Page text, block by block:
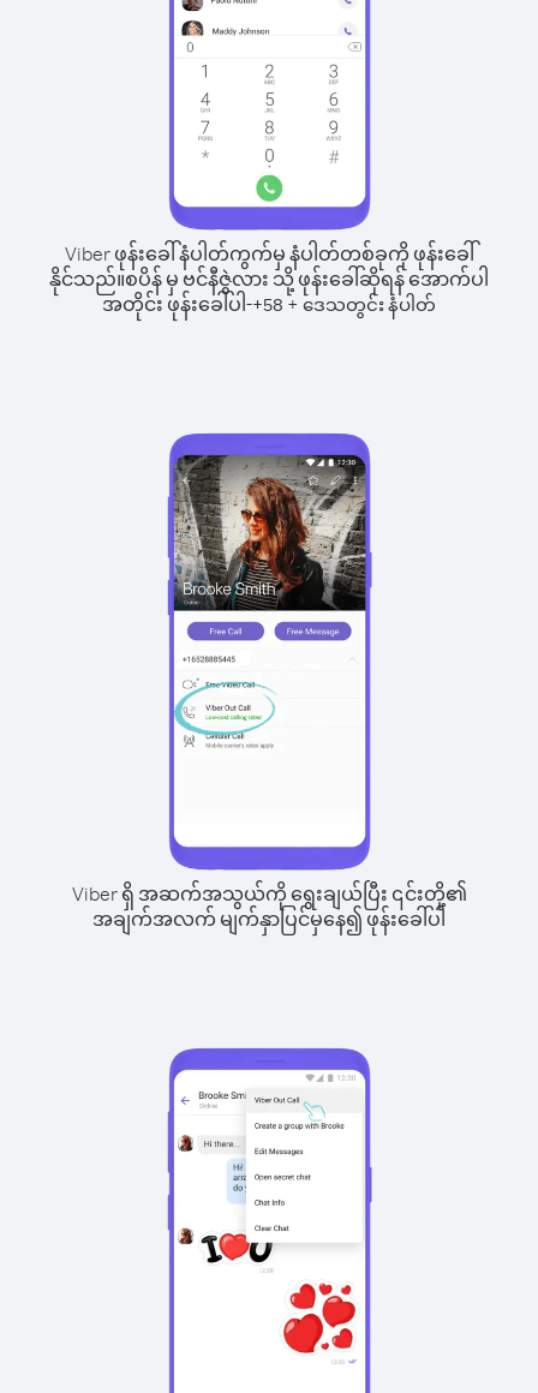
Viber ဖုန်းခေါ်နံပါတ်ကွက်မှ နံပါတ်တစ်ခုကို ဖုန်းခေါ်
နိုင်သည်။စပိန် မှ ဗင်နီဇွဲလား သို့ ဖုန်းခေါ်ဆိုရန် အောက်ပါ
အတိုင်း ဖုန်းခေါ်ပါ-+58 + ဒေသတွင်း နံပါတ်
Viber ရှိ အဆက်အသွယ်ကို ရွေးချယ်ပြီး ၎င်းတို့၏
အချက်အလက် မျက်နှာပြင်မှနေ၍ ဖုန်းခေါ်ပါ